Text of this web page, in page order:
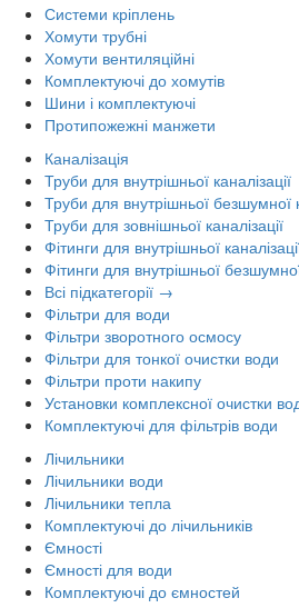
Системи кріплень
Хомути трубні
Хомути вентиляційні
Комплектуючі до хомутів
Шини і комплектуючі
Протипожежні манжети
Каналізація
Труби для внутрішньої каналізації
Труби для внутрішньої безшумної
Труби для зовнішньої каналізації
Фітинги для внутрішньої
Фітинги для внутрішньої
Всі підкатегорії →
Фільтри для води
Фільтри зворотного осмосу
Фільтри для тонкої очистки води
Фільтри проти накипу
Установки комплексної очистки
Комплектуючі для фільтрів води
Лічильники
Лічильники води
Лічильники тепла
Комплектуючі до лічильників
Ємності
Ємності для води
Комплектуючі до ємностей